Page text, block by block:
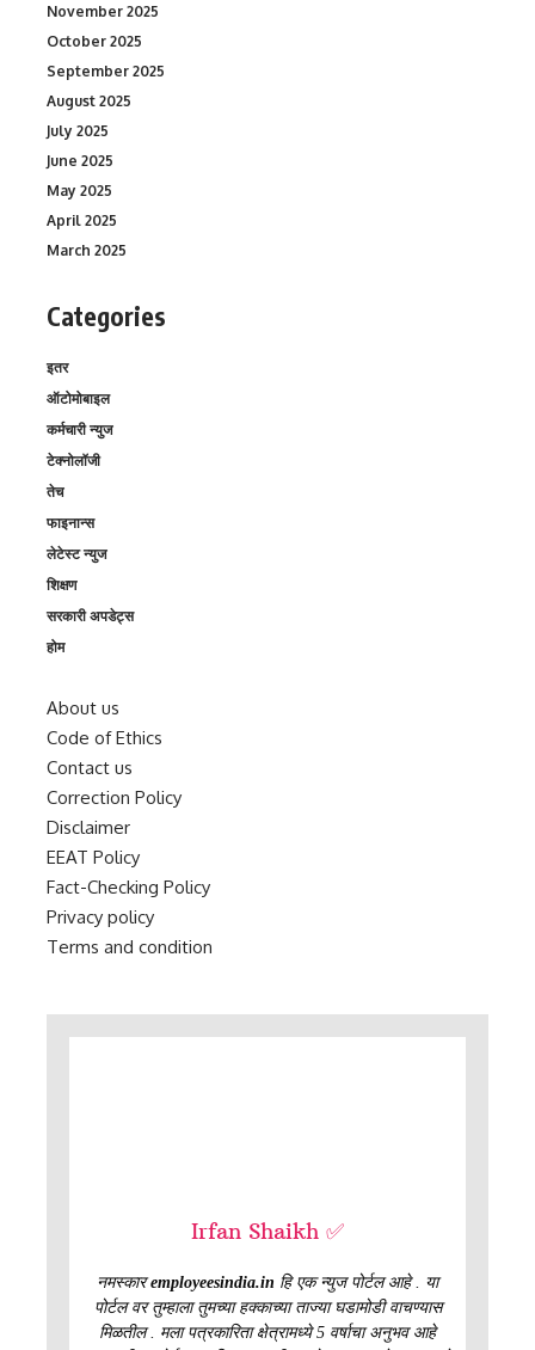
November 2025
October 2025
September 2025
August 2025
July 2025
June 2025
May 2025
April 2025
March 2025
Categories
इतर
ऑटोमोबाइल
कर्मचारी न्युज
टेक्नोलॉजी
तेच
फाइनान्स
लेटेस्ट न्युज
शिक्षण
सरकारी अपडेट्स
होम
About us
Code of Ethics
Contact us
Correction Policy
Disclaimer
EEAT Policy
Fact-Checking Policy
Privacy policy
Terms and condition
Irfan Shaikh ✅
नमस्कारemployeesindia.in हि एक न्युज पोर्टल आहे . या
पोर्टल वर तुम्हाला तुमच्या हक्काच्या ताज्या घडामोडी वाचण्यास
मिळतील . मला पत्रकारिता क्षेत्रामध्ये 5 वर्षाचा अनुभव आहे